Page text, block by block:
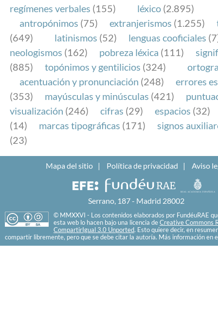
regímenes verbales (155) léxico (2.895)
antropónimos (75) extranjerismos (1.255)
(649)
latinismos (52) lenguas cooficiales
neologismos (162) pobreza léxica (111)
(885)
topónimos y gentilicios (324)
acentuación y pronunciación (248)
errores
(353)
mayúsculas y minúsculas (421)
visualización (246) cifras (29) espacios (32)
(14)
marcas tipográficas (171)
signos
(23)
Mapa del sitio Política de privacidad Aviso
Serrano, 187 - Madrid 28002
© MMXXVI - Los contenidos elaborados por FundéuRAE
esta web lo hacen bajo una licencia de Creative Commons
CompartirIgual 3.0 Unported. Esto quiere decir, en
compartir libremente, pero que se debe citar la autoría. Más información en